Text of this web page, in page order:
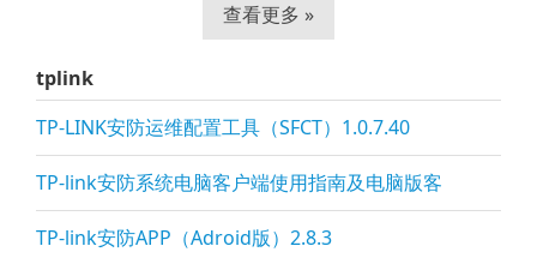
查看更多 »
tplink
TP-LINK安防运维配置工具（SFCT）1.0.7.40
TP-link安防系统电脑客户端使用指南及电脑版客
TP-link安防APP（Adroid版）2.8.3